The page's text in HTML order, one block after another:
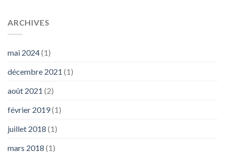
ARCHIVES
mai 2024(1)
décembre 2021 (1)
août 2021 (2)
février 2019(1)
juillet 2018 (1)
mars 2018 (1)